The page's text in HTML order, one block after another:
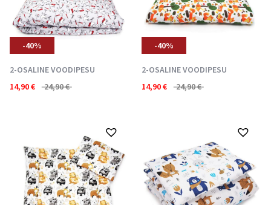
-40%
2-OSALINE VOODIPESU
14,90€ 24,90€
-40%
2-OSALINE VOODIPESU
14,90€ 24,90€